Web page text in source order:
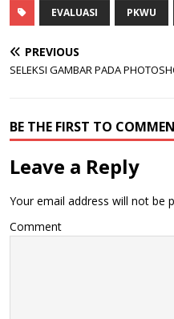
EVALUASI PKWU
PREVIOUS
SELEKSI GAMBAR PADA
BE THE FIRST TO
Leave a Reply
Your email address will not be
Comment